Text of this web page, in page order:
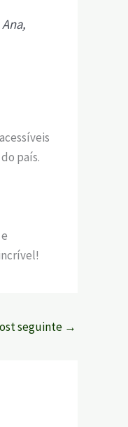
país.
seguinte →